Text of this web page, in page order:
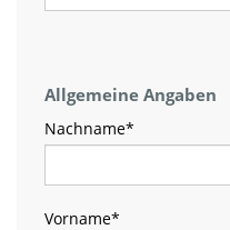
Allgemeine Angaben
Nachname*
Vorname*